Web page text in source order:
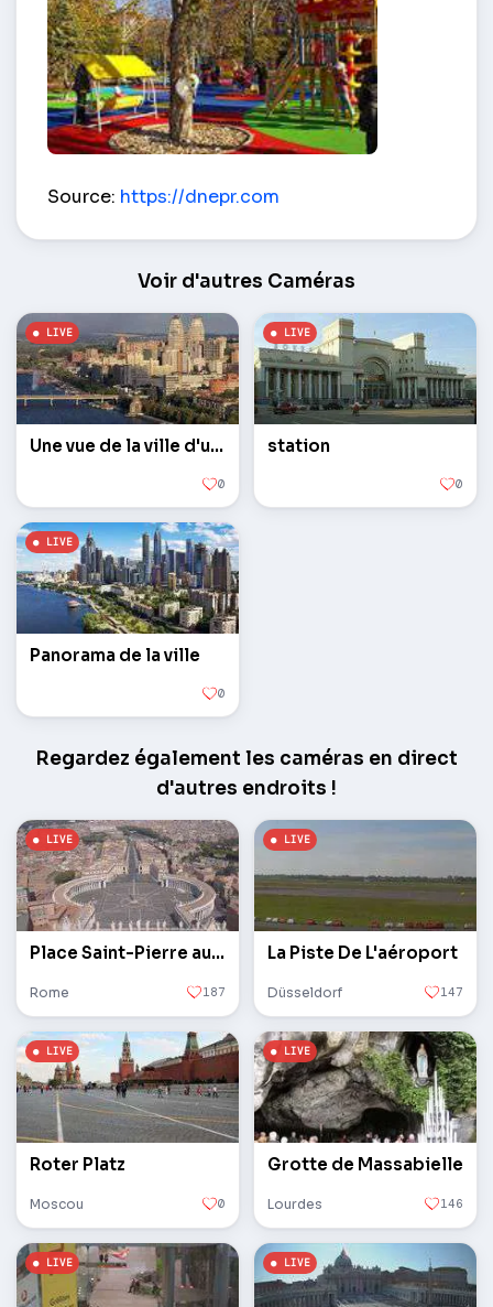
Source: https://dnepr.com
Voir d'autres Caméras
Une vue de la ville d'une hauteur
0
station
0
Panorama de la ville
0
Regardez également les caméras en direct
d'autres endroits !
Place Saint-Pierre au Vatican
Rome 187
La Piste De L'aéroport
Düsseldorf 147
Roter Platz
Moscou 0
Grotte de Massabielle
Lourdes 146